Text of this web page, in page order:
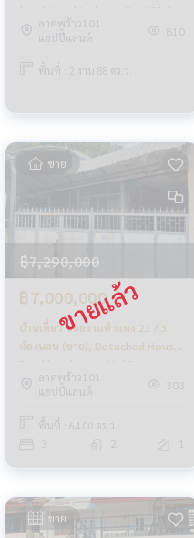
(ขาย), Land Ladprao Soi 101 /
1,152 Square Metre (FOR SALE)
ลาดพร้าว101
แฮปปี้แลนด์
810
พื้นที่ : 2 งาน 88 ตร.ว.
ขาย
฿7,290,000
฿7,000,000
บ้านเดี่ยว ซอยรามคำแหง 21 / 3
ห้องนอน (ขาย), Detached House
Ramkhamhaeng 21 / 3
Bedrooms (FOR SALE) BZD053
ลาดพร้าว101
แฮปปี้แลนด์
303
พื้นที่ : 64.00 ตร.ว.
2 1
ขาย